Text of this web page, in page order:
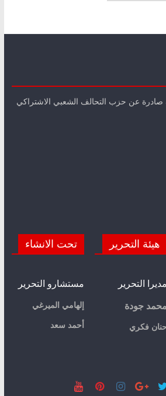
صادرة عن حزب التحالف الشعبي الاشتراكي
هيئة التحرير
مديرا التحرير
محمد جودة
حنان فكري
تحت الانشاء
مستشارو التحرير
إلهامي الميرغي
أحمد سعد